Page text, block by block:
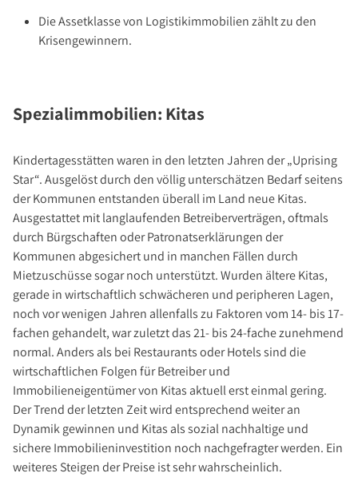
Die Assetklasse von Logistikimmobilien zählt zu den
Krisengewinnern.
Spezialimmobilien: Kitas
Kindertagesstätten waren in den letzten Jahren der „Uprising
Star“. Ausgelöst durch den völlig unterschätzen Bedarf seitens
der Kommunen entstanden überall im Land neue Kitas.
Ausgestattet mit langlaufenden Betreiberverträgen, oftmals
durch Bürgschaften oder Patronatserklärungen der
Kommunen abgesichert und in manchen Fällen durch
Mietzuschüsse sogar noch unterstützt. Wurden ältere Kitas,
gerade in wirtschaftlich schwächeren und peripheren Lagen,
noch vor wenigen Jahren allenfalls zu Faktoren vom 14- bis 17-
fachen gehandelt, war zuletzt das 21- bis 24-fache zunehmend
normal. Anders als bei Restaurants oder Hotels sind die
wirtschaftlichen Folgen für Betreiber und
Immobilieneigentümer von Kitas aktuell erst einmal gering.
Der Trend der letzten Zeit wird entsprechend weiter an
Dynamik gewinnen und Kitas als sozial nachhaltige und
sichere Immobilieninvestition noch nachgefragter werden. Ein
weiteres Steigen der Preise ist sehr wahrscheinlich.